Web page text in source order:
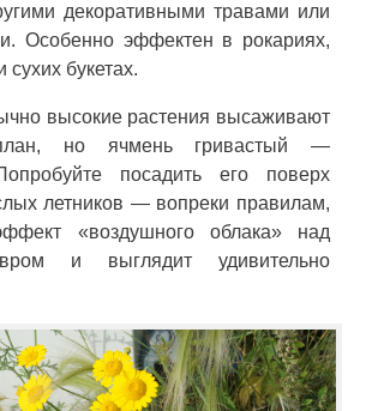
декоративными травами или
Особенно эффектен в рокариях,
сухих букетах.
высокие растения высаживают
но ячмень гривастый —
посадить его поверх
летников — вопреки правилам,
«воздушного облака» над
и выглядит удивительно